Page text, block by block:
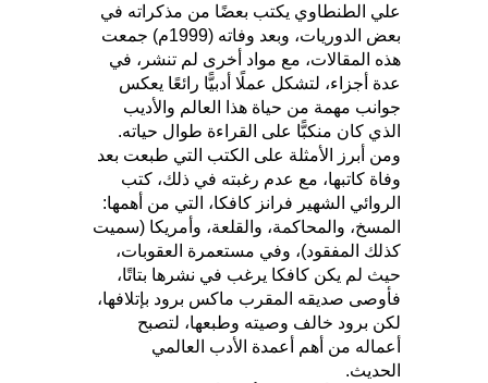
علي الطنطاوي يكتب بعضًا من مذكراته في
بعض الدوريات، وبعد وفاته (1999م) جمعت
هذه المقالات، مع مواد أخرى لم تنشر، في
عدة أجزاء، لتشكل عملًا أدبيًّا رائعًا يعكس
جوانب مهمة من حياة هذا العالم والأديب
الذي كان منكبًّا على القراءة طوال حياته.
ومن أبرز الأمثلة على الكتب التي طبعت بعد
وفاة كاتبها، مع عدم رغبته في ذلك، كتب
الروائي الشهير فرانز كافكا، التي من أهمها:
المسخ، والمحاكمة، والقلعة، وأمريكا (سميت
كذلك المفقود)، وفي مستعمرة العقوبات،
حيث لم يكن كافكا يرغب في نشرها بتاتًا،
فأوصى صديقه المقرب ماكس برود بإتلافها،
لكن برود خالف وصيته وطبعها، لتصبح
أعماله من أهم أعمدة الأدب العالمي
الحديث.